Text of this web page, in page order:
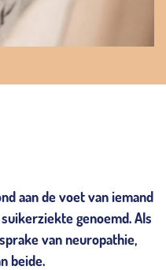
aan de voet van iemand
genoemd. Als
van neuropathie,
beide.